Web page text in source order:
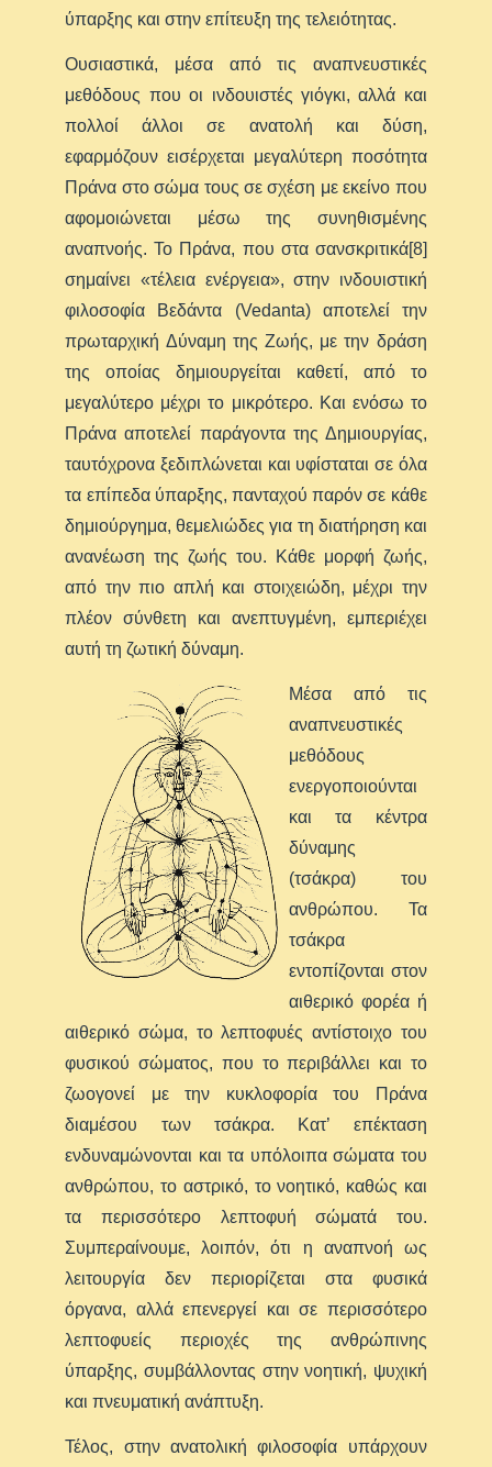
ύπαρξης και στην επίτευξη της τελειότητας.
Ουσιαστικά, μέσα από τις αναπνευστικές
μεθόδους που οι ινδουιστές γιόγκι, αλλά και
πολλοί άλλοι σε ανατολή και δύση,
εφαρμόζουν εισέρχεται μεγαλύτερη ποσότητα
Πράνα στο σώμα τους σε σχέση με εκείνο που
αφομοιώνεται μέσω της συνηθισμένης
αναπνοής. Το Πράνα, που στα σανσκριτικά[8]
σημαίνει «τέλεια ενέργεια», στην ινδουιστική
φιλοσοφία Βεδάντα (Vedanta) αποτελεί την
πρωταρχική Δύναμη της Ζωής, με την δράση
της οποίας δημιουργείται καθετί, από το
μεγαλύτερο μέχρι το μικρότερο. Και ενόσω το
Πράνα αποτελεί παράγοντα της Δημιουργίας,
ταυτόχρονα ξεδιπλώνεται και υφίσταται σε όλα
τα επίπεδα ύπαρξης, πανταχού παρόν σε κάθε
δημιούργημα, θεμελιώδες για τη διατήρηση και
ανανέωση της ζωής του. Κάθε μορφή ζωής,
από την πιο απλή και στοιχειώδη, μέχρι την
πλέον σύνθετη και ανεπτυγμένη, εμπεριέχει
αυτή τη ζωτική δύναμη.
Μέσα από τις
αναπνευστικές
μεθόδους
ενεργοποιούνται
και τα κέντρα
δύναμης
(τσάκρα) του
ανθρώπου. Τα
τσάκρα
εντοπίζονται στον
αιθερικό φορέα ή
αιθερικό σώμα, το λεπτοφυές αντίστοιχο του
φυσικού σώματος, που το περιβάλλει και το
ζωογονεί με την κυκλοφορία του Πράνα
διαμέσου των τσάκρα. Κατ’ επέκταση
ενδυναμώνονται και τα υπόλοιπα σώματα του
ανθρώπου, το αστρικό, το νοητικό, καθώς και
τα περισσότερο λεπτοφυή σώματά του.
Συμπεραίνουμε, λοιπόν, ότι η αναπνοή ως
λειτουργία δεν περιορίζεται στα φυσικά
όργανα, αλλά επενεργεί και σε περισσότερο
λεπτοφυείς περιοχές της ανθρώπινης
ύπαρξης, συμβάλλοντας στην νοητική, ψυχική
και πνευματική ανάπτυξη.
Τέλος, στην ανατολική φιλοσοφία υπάρχουν